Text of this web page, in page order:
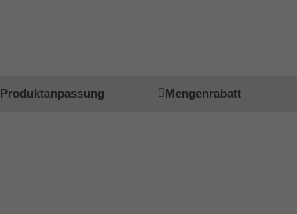
Produktanpassung Mengenrabatt